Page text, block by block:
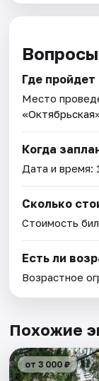
Где
Место
Когда
Дата и время:
Сколько
Стоимость
Есть ли
Возрастное
Похожие
от 3 000 ₽